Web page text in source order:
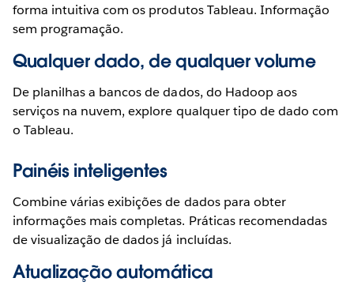
forma intuitiva com os produtos Tableau. Informação
sem programação.
Qualquer dado, de qualquer volume
De planilhas a bancos de dados, do Hadoop aos
serviços na nuvem, explore qualquer tipo de dado com
o Tableau.
Painéis inteligentes
Combine várias exibições de dados para obter
informações mais completas. Práticas recomendadas
de visualização de dados já incluídas.
Atualização automática